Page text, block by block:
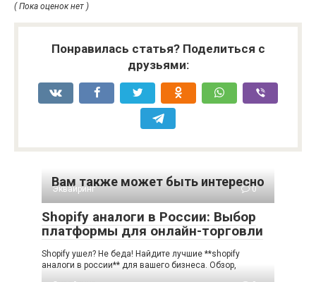
( Пока оценок нет )
Понравилась статья? Поделиться с
друзьями:
Вам также может быть интересно
Эквайринг 0
Shopify аналоги в России: Выбор
платформы для онлайн-торговли
Shopify ушел? Не беда! Найдите лучшие **shopify
аналоги в россии** для вашего бизнеса. Обзор,